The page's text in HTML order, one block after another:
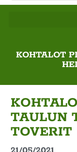
KOHTALOT
TAULUN
TOVERIT